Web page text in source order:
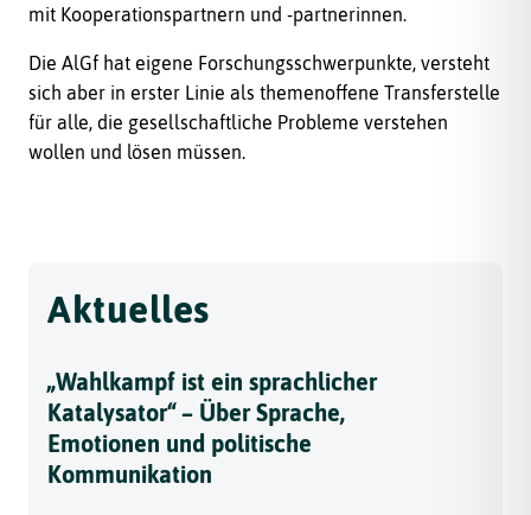
mit Kooperationspartnern und -partnerinnen.
Die AlGf hat eigene Forschungsschwerpunkte, versteht
sich aber in erster Linie als themenoffene Transferstelle
für alle, die gesellschaftliche Probleme verstehen
wollen und lösen müssen.
Aktuelles
„Wahlkampf ist ein sprachlicher
Katalysator“ – Über Sprache,
Emotionen und politische
Kommunikation